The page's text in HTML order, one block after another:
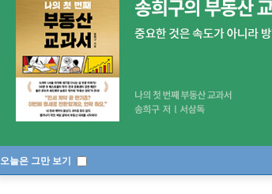
오늘은 그만 보기
Maria Sharapova
Мария Шарапова
출생지 러시아 모스